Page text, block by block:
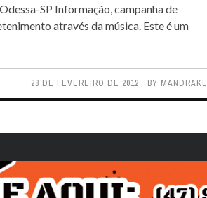
através da música. Este é um
28 DE FEVEREIRO DE 2012 BY MANDRAKE